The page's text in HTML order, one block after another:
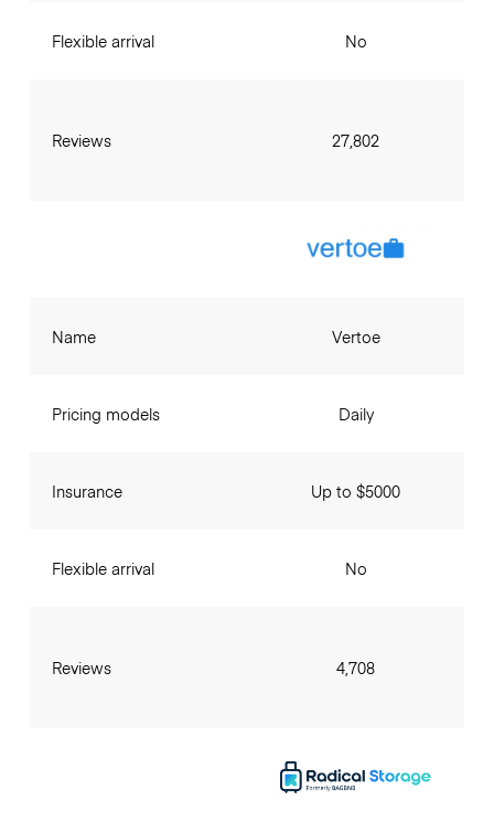
Flexible arrival
Reviews
No
27,802
Name
Pricing models
Insurance
Flexible arrival
Reviews
Vertoe
Daily
Up to $5000
No
4,708